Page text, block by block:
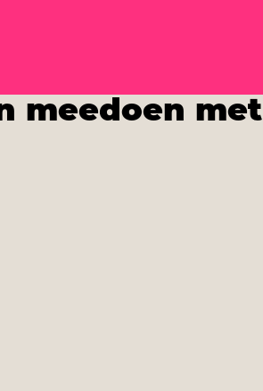
meedoen met